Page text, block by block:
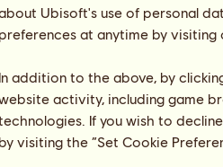
Ubisoft's use of personal
preferences at anytime by
In addition to the above, by
activity, including game
If you wish to
by visiting the “Set Cookie